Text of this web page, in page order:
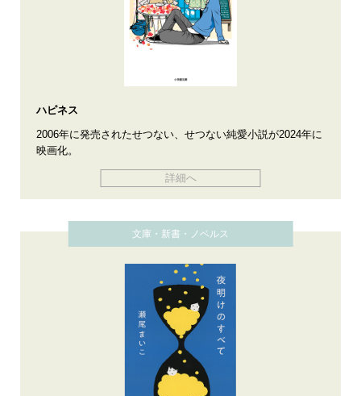
ハピネス
2006年に発売されたせつない、せつない純愛小説が2024年に
映画化。
詳細へ
文庫・新書・ノベルス